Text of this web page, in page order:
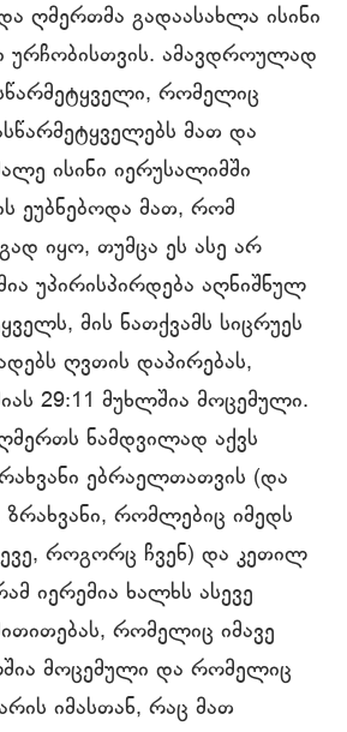
ღმერთმა გადაასახლა ისინი
ურჩობისთვის. ამავდროულად
რომელიც
მათ და
ისინი იერუსალიმში
ეუბნებოდა მათ, რომ
იყო, თუმცა ეს ასე არ
უპირისპირდება აღნიშნულ
მის ნათქვამს სიცრუეს
ღვთის დაპირებას,
29:11 მუხლშია მოცემული.
ნამდვილად აქვს
ებრაელთათვის (და
ზრახვანი, რომლებიც იმედს
როგორც ჩვენ) და კეთილ
იერემია ხალხს ასევე
რომელიც იმავე
მოცემული და რომელიც
იმასთან, რაც მათ